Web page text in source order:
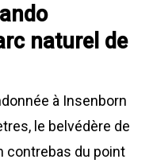
naturel de
à Insenborn
le belvédère de
contrebas du point